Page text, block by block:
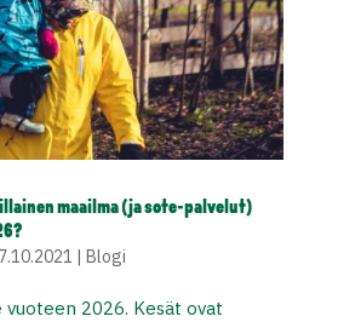
maailma (ja sote-palvelut)
| Blogi
2026. Kesät ovat